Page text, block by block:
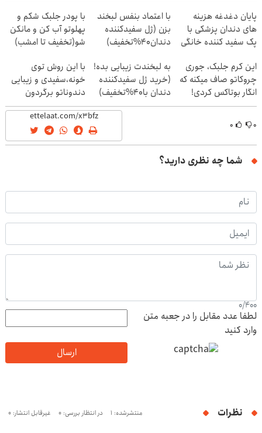
پایان دغدغه هزینه
های دندان پزشکی با
پک سفید کننده خانگی
با اعتماد بنفس لبخند
بزن (ژل سفیدکننده
دندان40%تخفیف)
با پودر جلبک شکم و
پهلوتو آب کن و مانکن
شو(تخفیف تا امشب)
این کرم جلبک، جوری
چروکاتو صاف میکنه که
انگار بوتاکس کردی!
(تخفیف ویژه)
به لبخندت زیبایی بده!
(خرید ژل سفیدکننده
دندان با40%تخفیف)
با این روش توی
خونه،سفیدی و زیبایی
دندوناتو برگردون
(40%off)
۰ ۰
شما چه نظری دارید؟
0/400
لطفا عدد مقابل را در جعبه متن
وارد کنید
ارسال
نظرات منتشرشده: 1 در انتظار بررسی: 0 غیرقابل انتشار: 0